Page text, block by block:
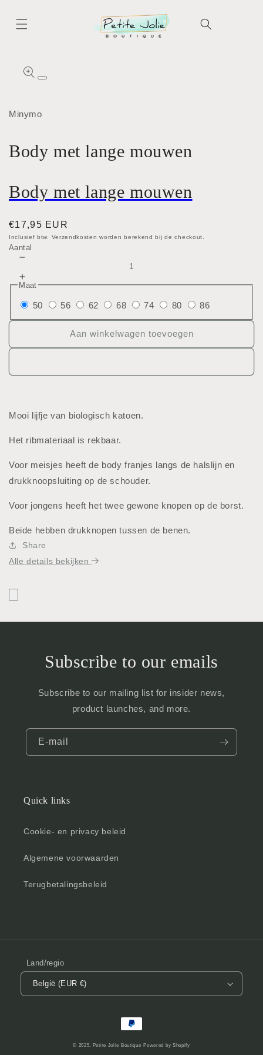
content
Ga direct naar
productinformatie
Media
modaal
Minymo
Body met lange mouwen
Body met lange mouwen
Normale
prijs
€17,95 EUR
Inclusief btw. Verzendkosten worden berekend bij de checkout.
Aantal
verlagen
voor
Body
met
lange
Aantal
voor
Body
Maat
50 56 62 68 74 80 86
Aan winkelwagen toevoegen
Mooi lijfje van biologisch katoen.
Het ribmateriaal is rekbaar.
Voor meisjes heeft de body franjes langs de halslijn en
drukknoopsluiting op de schouder.
Voor jongens heeft het twee gewone knopen op de borst.
Beide hebben drukknopen tussen de benen.
Share
Alle details bekijken
Subscribe to our emails
Subscribe to our mailing list for insider news,
product launches, and more.
E‑mail
Quick links
Cookie- en privacy beleid
Algemene voorwaarden
Terugbetalingsbeleid
Land/regio
België (EUR €)
Betaalmethoden
© 2025, Petite Jolie Boutique Powered by Shopify